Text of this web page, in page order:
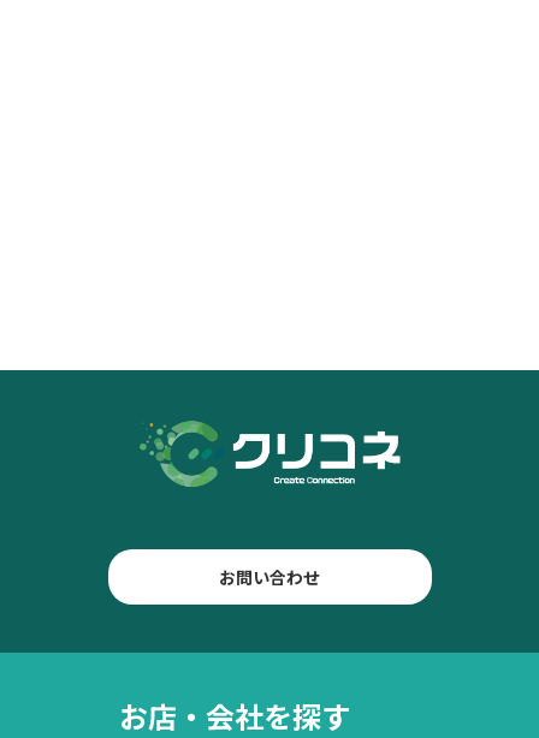
お問い合わせ
お店・会社を探す